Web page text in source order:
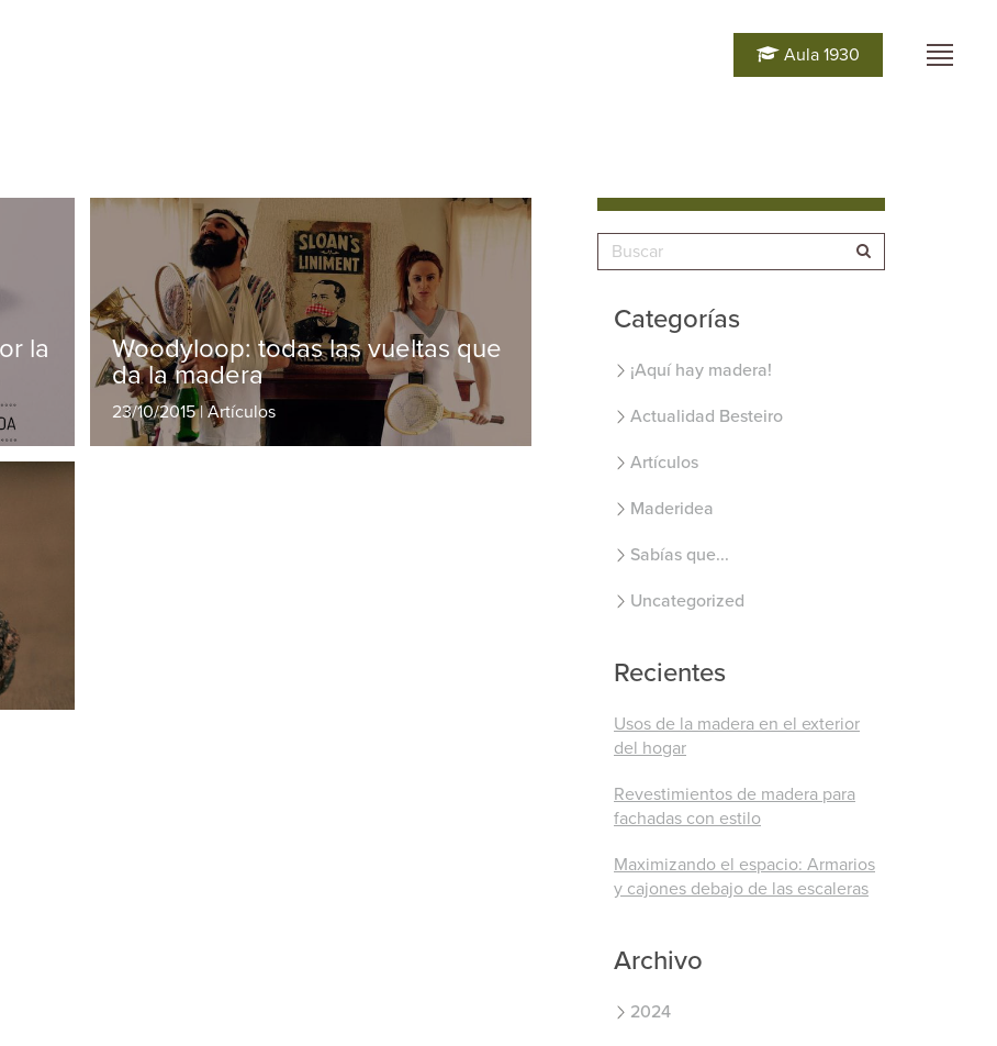
Aula 1930
la
Woodyloop: todas las vueltas que
da la madera
23/10/2015 | Artículos
Categorías
¡Aquí hay madera!
Actualidad Besteiro
Artículos
Maderidea
Sabías que...
Uncategorized
Recientes
Usos de la madera en el exterior
del hogar
Revestimientos de madera para
fachadas con estilo
Maximizando el espacio: Armarios
y cajones debajo de las escaleras
Archivo
2024